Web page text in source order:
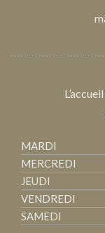
MARDI
MERCREDI
JEUDI
VENDREDI
SAMEDI